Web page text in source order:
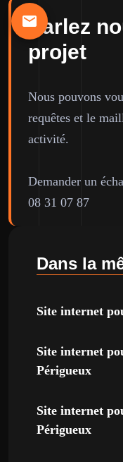
Parlez
projet
Nous pouvons
requêtes et le
activité.
Demander un
08 31 07 87
Dans la
Site internet
Site internet
Périgueux
Site internet
Périgueux